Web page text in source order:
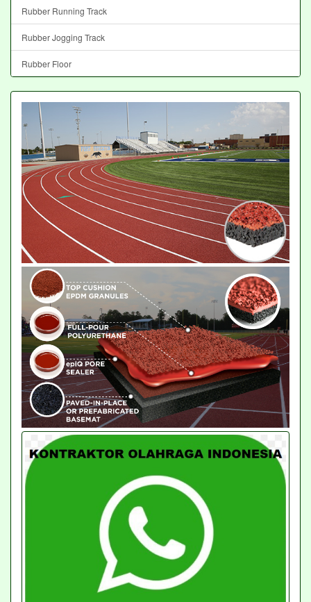
Rubber Running Track
Rubber Jogging Track
Rubber Floor